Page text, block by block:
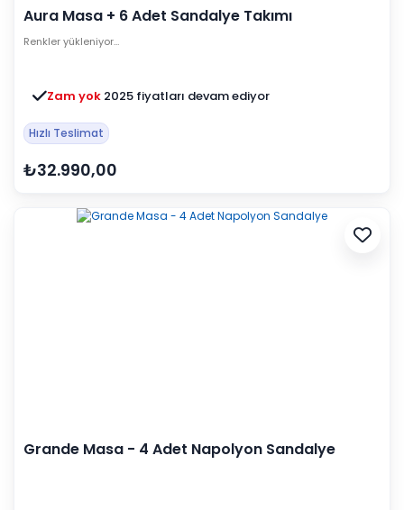
Aura Masa + 6 Adet Sandalye Takımı
Renkler yükleniyor…
Zam yok 2025 fiyatları devam ediyor
Hızlı Teslimat
₺32.990,00
Grande Masa - 4 Adet Napolyon Sandalye